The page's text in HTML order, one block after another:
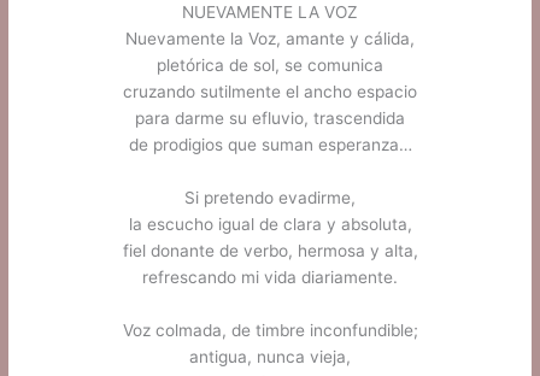
NUEVAMENTE LA VOZ
Nuevamente la Voz, amante y cálida,
pletórica de sol, se comunica
cruzando sutilmente el ancho espacio
para darme su efluvio, trascendida
de prodigios que suman esperanza…
Si pretendo evadirme,
la escucho igual de clara y absoluta,
fiel donante de verbo, hermosa y alta,
refrescando mi vida diariamente.
Voz colmada, de timbre inconfundible;
antigua, nunca vieja,